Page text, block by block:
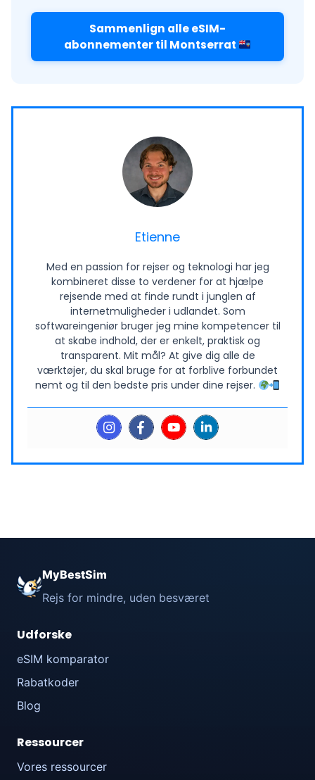
Sammenlign alle eSIM-
abonnementer til Montserrat
Etienne
Med en passion for rejser og teknologi har jeg
kombineret disse to verdener for at hjælpe
rejsende med at finde rundt i junglen af
internetmuligheder i udlandet. Som
softwareingeniør bruger jeg mine kompetencer til
at skabe indhold, der er enkelt, praktisk og
transparent. Mit mål? At give dig alle de
værktøjer, du skal bruge for at forblive forbundet
nemt og til den bedste pris under dine rejser.
MyBestSim
Rejs for mindre, uden besværet
Udforske
eSIM komparator
Rabatkoder
Blog
Ressourcer
Vores ressourcer